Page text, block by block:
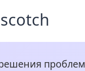
проблем